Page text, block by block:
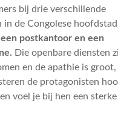
bij drie verschillende
de Congolese hoofdstad
postkantoor en een
Die openbare diensten
en de apathie is groot,
de protagonisten
voel je bij hen een